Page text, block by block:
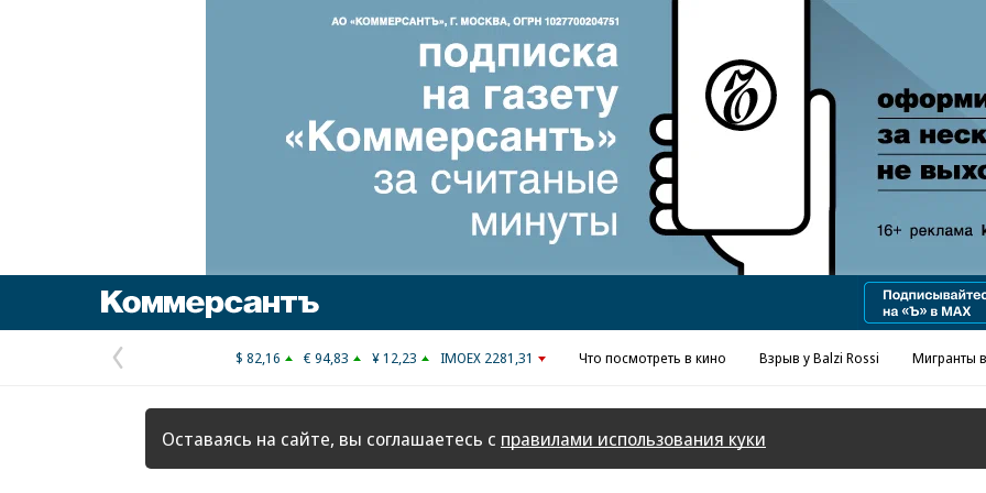
Реклама в «Ъ» www.kommersant.ru/ad
Предыдущая
страница
$ 82,16 € 94,83 ¥ 12,23 IMOEX 2281,31 Что посмотреть в кино Взрыв у Balzi Rossi Мигранты
Оставаясь на сайте, вы соглашаетесь с правилами использования куки